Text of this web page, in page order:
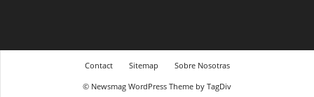
Contact Sitemap
Sobre Nosotras
© Newsmag WordPress Theme by TagDiv